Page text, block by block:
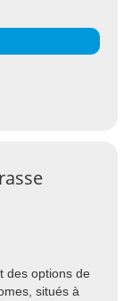
des options de
situés à